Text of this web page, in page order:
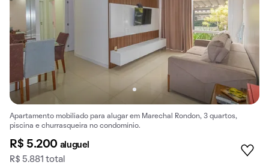
Apartamento mobiliado para alugar em Marechal Rondon, 3 quartos,
piscina e churrasqueira no condomínio.
R$ 5.200 aluguel
R$ 5.881 total